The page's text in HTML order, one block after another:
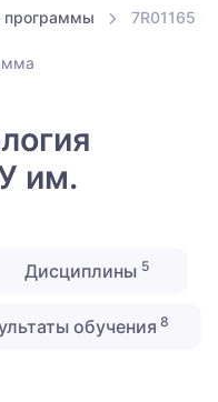
программы 7R01165
им.
Дисциплины 5
обучения 8